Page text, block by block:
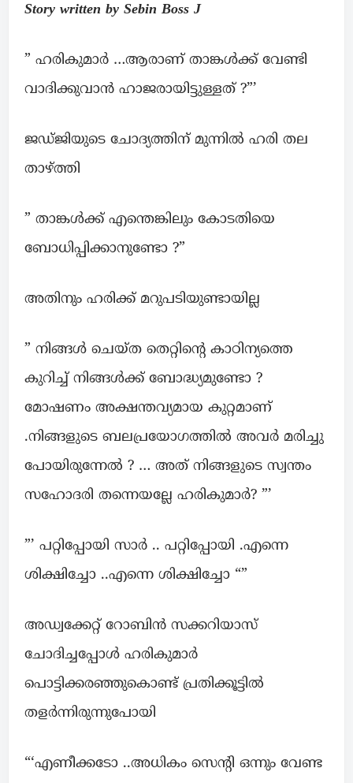
Story written by Sebin Boss J
” ഹരികുമാർ …ആരാണ് താങ്കൾക്ക് വേണ്ടി
വാദിക്കുവാൻ ഹാജരായിട്ടുള്ളത് ?”’
ജഡ്ജിയുടെ ചോദ്യത്തിന് മുന്നിൽ ഹരി തല
താഴ്ത്തി
” താങ്കൾക്ക് എന്തെങ്കിലും കോടതിയെ
ബോധിപ്പിക്കാനുണ്ടോ ?”
അതിനും ഹരിക്ക് മറുപടിയുണ്ടായില്ല
” നിങ്ങൾ ചെയ്ത തെറ്റിന്റെ കാഠിന്യത്തെ
കുറിച്ച് നിങ്ങൾക്ക് ബോദ്ധ്യമുണ്ടോ ?
മോഷണം അക്ഷന്തവ്യമായ കുറ്റമാണ്
.നിങ്ങളുടെ ബലപ്രയോഗത്തിൽ അവർ മരിച്ചു
പോയിരുന്നേൽ ? … അത് നിങ്ങളുടെ സ്വന്തം
സഹോദരി തന്നെയല്ലേ ഹരികുമാർ? ”’
”’ പറ്റിപ്പോയി സാർ .. പറ്റിപ്പോയി .എന്നെ
ശിക്ഷിച്ചോ ..എന്നെ ശിക്ഷിച്ചോ “”
അഡ്വക്കേറ്റ് റോബിൻ സക്കറിയാസ്
ചോദിച്ചപ്പോൾ ഹരികുമാർ
പൊട്ടിക്കരഞ്ഞുകൊണ്ട്‌ പ്രതിക്കൂട്ടിൽ
തളർന്നിരുന്നുപോയി
“‘എണീക്കടോ ..അധികം സെന്റി ഒന്നും വേണ്ട